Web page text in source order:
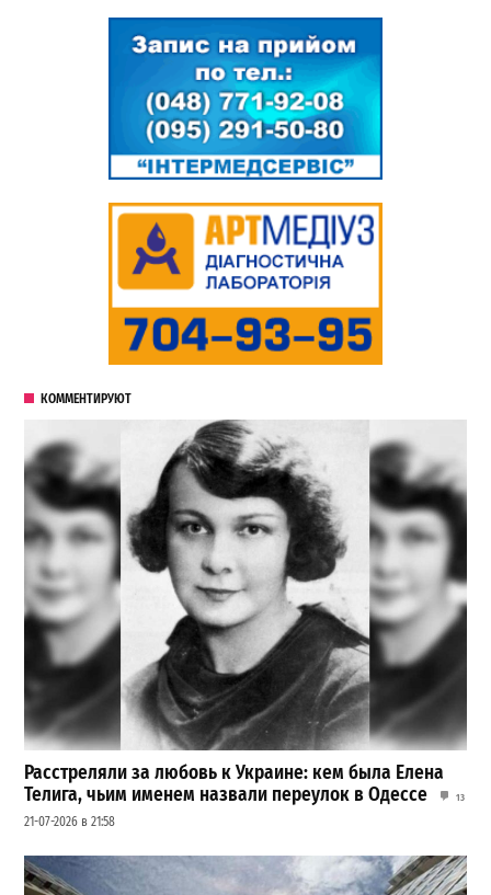
КОММЕНТИРУЮТ
Расстреляли за любовь к Украине: кем была Елена
Телига, чьим именем назвали переулок в Одессе
13
21-07-2026 в 21:58